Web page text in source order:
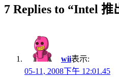
7 Replies to “Intel 推
wii表示:
05-11, 2008下午 12:01.45